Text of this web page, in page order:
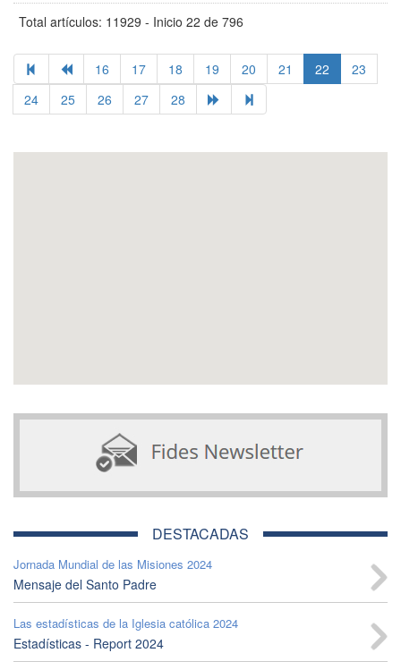
Total artículos: 11929 - Inicio 22 de 796
16 17 18 19 20 21 22
23
24
25 26 27 28
DESTACADAS
Jornada Mundial de las Misiones 2024
Mensaje del Santo Padre
Las estadísticas de la Iglesia católica 2024
Estadísticas - Report 2024